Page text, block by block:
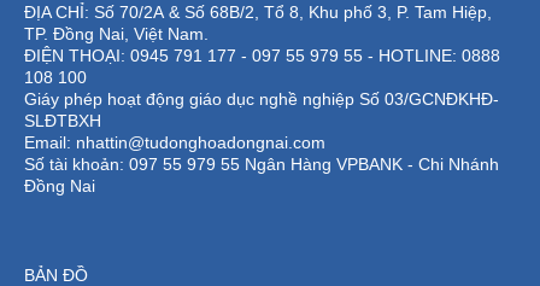
ĐỊA CHỈ: Số 70/2A & Số 68B/2, Tổ 8, Khu phố 3, P. Tam Hiệp,
TP. Đồng Nai, Việt Nam.
ĐIỆN THOẠI: 0945 791 177 - 097 55 979 55 - HOTLINE: 0888
108 100
Giáy phép hoạt động giáo dục nghề nghiệp Số 03/GCNĐKHĐ-
SLĐTBXH
Email: nhattin@tudonghoadongnai.com
Số tài khoản: 097 55 979 55 Ngân Hàng VPBANK - Chi Nhánh
Đồng Nai
BẢN ĐỒ